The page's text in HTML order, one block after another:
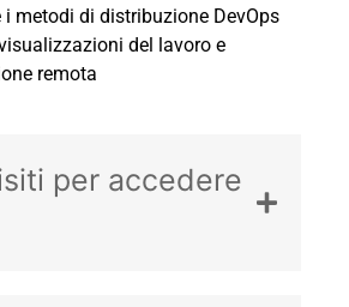
i metodi di distribuzione DevOps
del lavoro e
remota
per accedere